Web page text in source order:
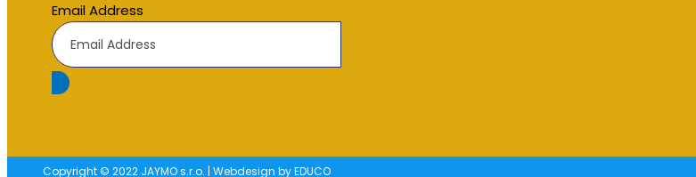
Email Address
Copyright © 2022 JAYMO s.r.o. | Webdesign by EDUCO